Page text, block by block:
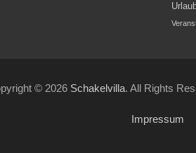
© 2026 Schakelvilla. All Rights
Impressum